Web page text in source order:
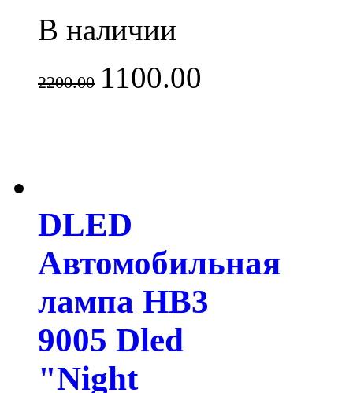
В наличии
2200.00 1100.00
DLED
Автомобильная
лампа HB3
9005 Dled
"Night